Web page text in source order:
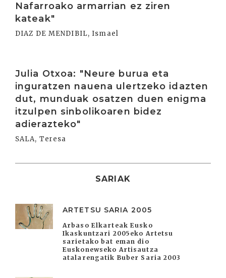
Nafarroako armarrian ez ziren
kateak"
DIAZ DE MENDIBIL, Ismael
Julia Otxoa: "Neure burua eta
inguratzen nauena ulertzeko idazten
dut, munduak osatzen duen enigma
itzulpen sinbolikoaren bidez
adierazteko"
SALA, Teresa
SARIAK
ARTETSU SARIA 2005
Arbaso Elkarteak Eusko
Ikaskuntzari 2005eko Artetsu
sarietako bat eman dio
Euskonewseko Artisautza
atalarengatik Buber Saria 2003